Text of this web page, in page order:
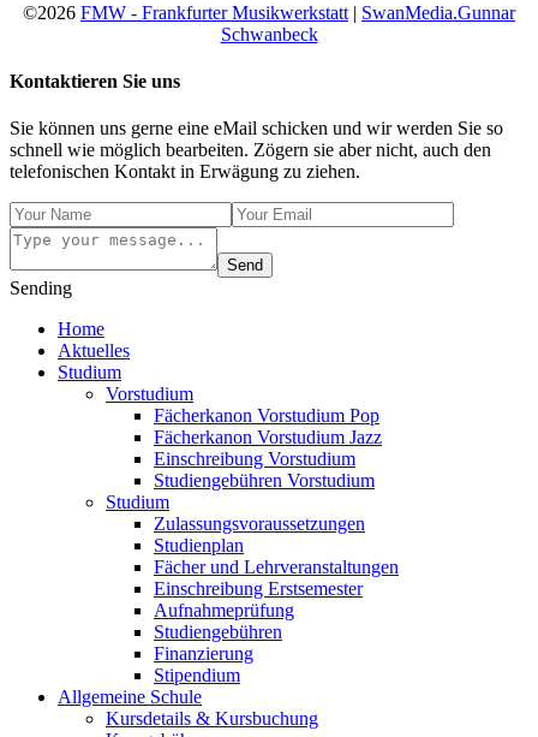
©2026 FMW - Frankfurter Musikwerkstatt | SwanMedia.Gunnar
Schwanbeck
Kontaktieren Sie uns
Sie können uns gerne eine eMail schicken und wir werden Sie so
schnell wie möglich bearbeiten. Zögern sie aber nicht, auch den
telefonischen Kontakt in Erwägung zu ziehen.
Send
Sending
Home
Aktuelles
Studium
Vorstudium
Fächerkanon Vorstudium Pop
Fächerkanon Vorstudium Jazz
Einschreibung Vorstudium
Studiengebühren Vorstudium
Studium
Zulassungsvoraussetzungen
Studienplan
Fächer und Lehrveranstaltungen
Einschreibung Erstsemester
Aufnahmeprüfung
Studiengebühren
Finanzierung
Stipendium
Allgemeine Schule
Kursdetails & Kursbuchung